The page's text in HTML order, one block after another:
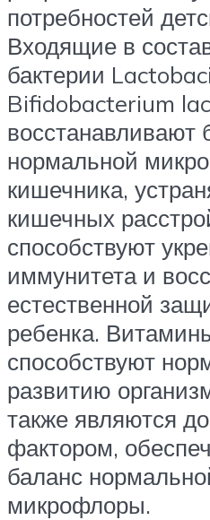
потребностей
Входящие в
бактерии
Bifidobacterium
восстанавливают
нормальной
кишечника,
кишечных
способствуют
иммунитета и
естественной
ребенка.
способствуют
развитию
также являются
фактором,
баланс
микрофлоры.